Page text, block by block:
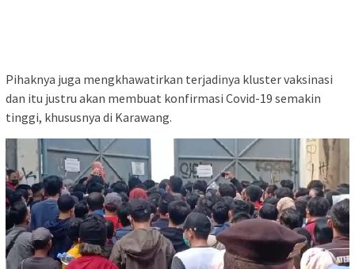
Pihaknya juga mengkhawatirkan terjadinya kluster vaksinasi
dan itu justru akan membuat konfirmasi Covid-19 semakin
tinggi, khususnya di Karawang.